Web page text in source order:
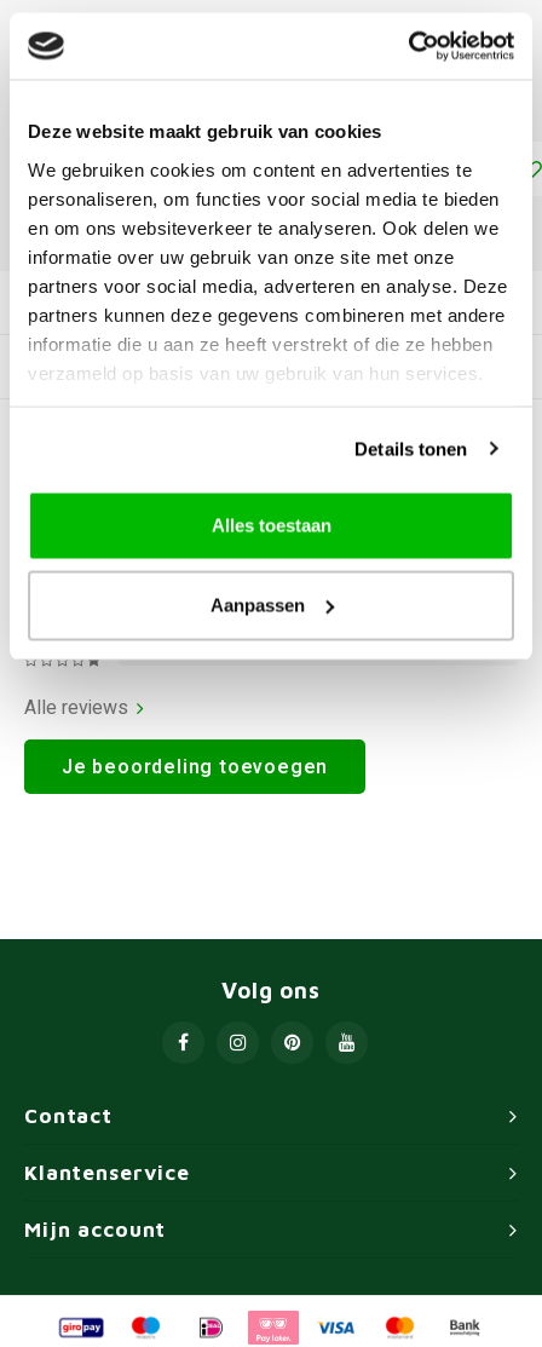
Deze website maakt gebruik van cookies
We gebruiken cookies om content en advertenties te
personaliseren, om functies voor social media te bieden
en om ons websiteverkeer te analyseren. Ook delen we
informatie over uw gebruik van onze site met onze
partners voor social media, adverteren en analyse. Deze
partners kunnen deze gegevens combineren met andere
informatie die u aan ze heeft verstrekt of die ze hebben
verzameld op basis van uw gebruik van hun services.
Details tonen
Alles toestaan
Aanpassen
€3,60
Stukprijs: €0,00 /
Toevoegen aan winkelwagen
DELEN:
Productomschrijving
Gerelateerde producten
Alle reviews
Je beoordeling toevoegen
Contact
Volg ons
Klantenservice
Mijn account